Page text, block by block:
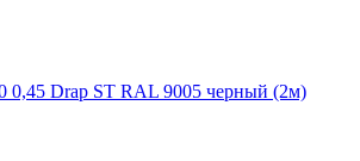
0,45 Drap ST RAL 9005 черный (2м)